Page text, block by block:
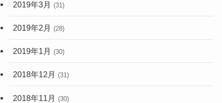
2019年3月 (31)
2019年2月 (28)
2019年1月 (30)
2018年12月 (31)
2018年11月 (30)